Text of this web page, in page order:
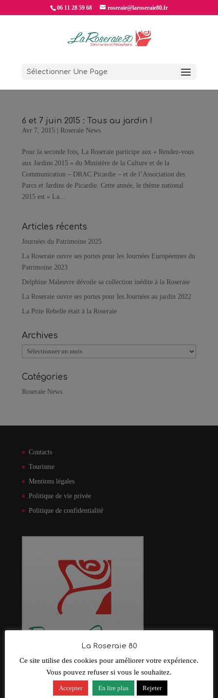
06 11 28 59 68 roseraie@laroseraie80.fr
Sélectionner Une Page
6 et 7 juin 2015 : Tous au jardin !
Avr 7, 2015| Roseraie News
Pour la seconde fois, La Roseraie participe aux « Rendez-vous
aux Jardins 2015 » du Ministère de la Culture et de la
Communication – DRAC Picardie – et de l’Association des
Parcs et Jardins de Picardie. Cette année, le thème national
2015 est « La...
Articles récents
Journées du Patrimoine 2025
La Roseraie ouvre ses portes pour les Journées Européennes du
Patrimoine 2023
Delphine Maleuvre dévoile sa collection inédite à la Roseraie
La Roseraie ouvre ses portes pour les Journées au jardin 2022
La Ptite Rebelle était à la Roseraie
Archives
Archives
Catégories
Roseraie News
Contacts
Tourisme
Mentions légales
Politique de vie privée
Politique de confidentialité
La Roseraie 80
Ce site utilise des cookies pour améliorer votre expérience.
Vous pouvez refuser si vous le souhaitez.
Accepter En lire plus Rejeter